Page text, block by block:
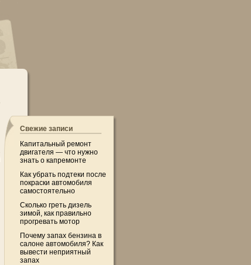
Свежие записи
Капитальный ремонт
двигателя — что нужно
знать о капремонте
Как убрать подтеки после
покраски автомобиля
самостоятельно
Сколько греть дизель
зимой, как правильно
прогревать мотор
Почему запах бензина в
салоне автомобиля? Как
вывести неприятный
запах